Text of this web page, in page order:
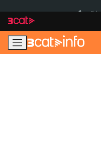
navegació
principal
contingut